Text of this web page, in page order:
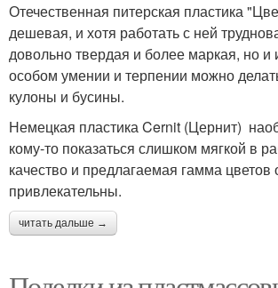
Отечественная питерская пластика
дешевая, и хотя работать с ней
довольно твердая и более маркая, но и
особом умении и терпении можно
кулоны и бусины.
Немецкая пластика Cernit (Цернит)
кому-то показаться слишком мягкой в
качество и предлагаемая гамма цветов
привлекательны.
читать дальше →